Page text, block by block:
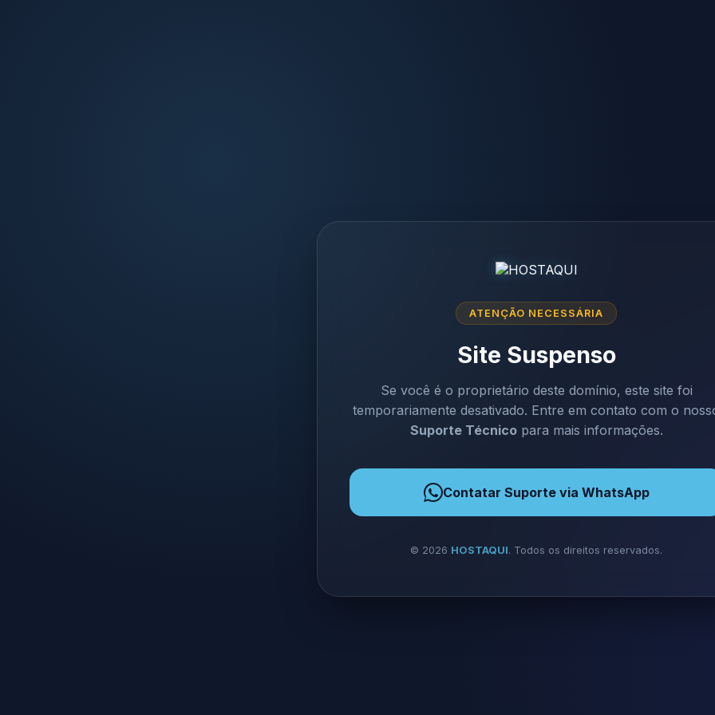
ATENÇÃO NECESSÁRIA
Site Suspenso
Se você é o proprietário deste domínio, este site foi
temporariamente desativado. Entre em contato com o
Suporte Técnicopara mais informações.
Contatar Suporte via WhatsApp
© 2026 HOSTAQUI. Todos os direitos reservados.